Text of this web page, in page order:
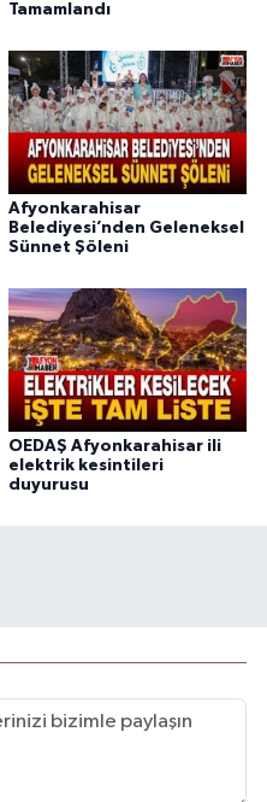
Tamamlandı
Afyonkarahisar
Belediyesi’nden Geleneksel
Sünnet Şöleni
OEDAŞ Afyonkarahisar ili
elektrik kesintileri
duyurusu